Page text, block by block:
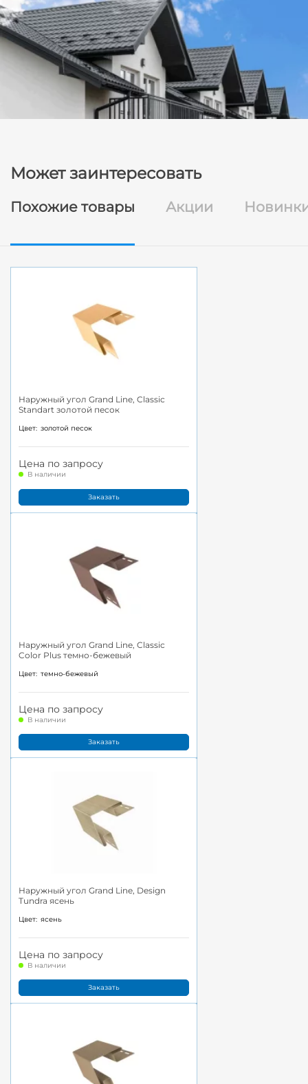
Может заинтересовать
Похожие товары Акции
Наружный угол Grand Line, Classic
Standart золотой песок
Цвет: золотой песок
Цена по запросу
В наличии
Заказать
Наружный угол Grand Line, Classic
Color Plus темно-бежевый
Цвет: темно-бежевый
Цена по запросу
В наличии
Заказать
Наружный угол Grand Line, Design
Tundra ясень
Цвет: ясень
Цена по запросу
В наличии
Заказать